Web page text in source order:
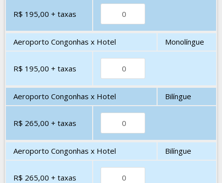
R$ 195,00 + taxas
Aeroporto Congonhas x Hotel Monolíngue
R$ 195,00 + taxas
Aeroporto Congonhas x Hotel Bilíngue
R$ 265,00 + taxas
Aeroporto Congonhas x Hotel Bilíngue
R$ 265,00 + taxas